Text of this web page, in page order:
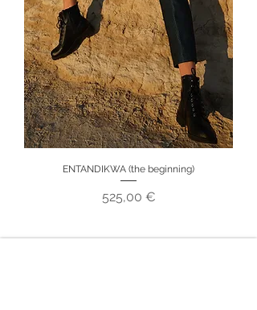
ENTANDIKWA (the beginning)
Preu
525,00 €